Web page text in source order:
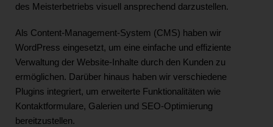
des Meisterbetriebs visuell ansprechend darzustellen.
Als Content-Management-System (CMS) haben wir
WordPress eingesetzt, um eine einfache und effiziente
Verwaltung der Website-Inhalte durch den Kunden zu
ermöglichen. Darüber hinaus haben wir verschiedene
Plugins integriert, um erweiterte Funktionalitäten wie
Kontaktformulare, Galerien und SEO-Optimierung
bereitzustellen.